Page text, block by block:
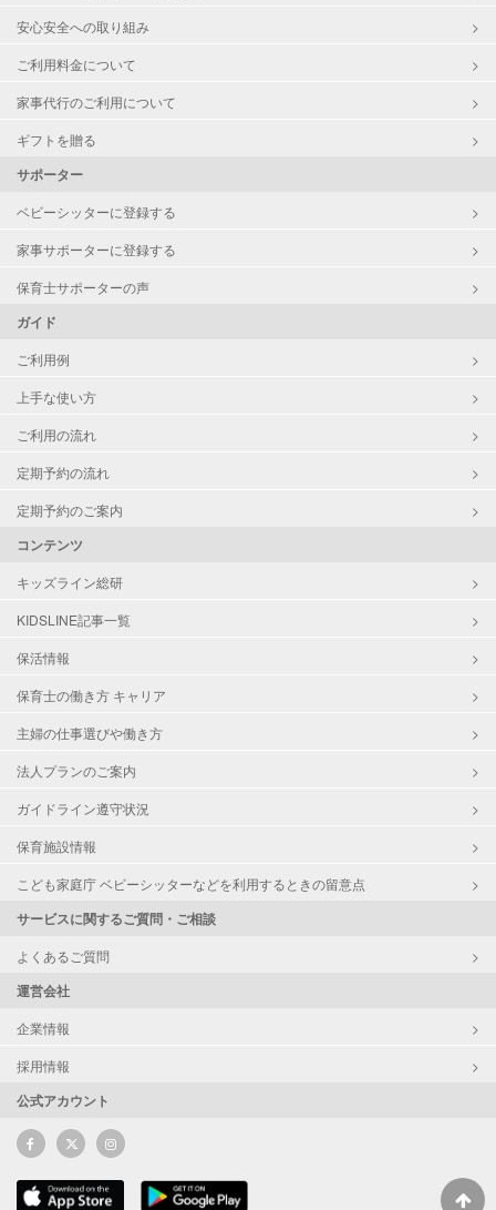
安心安全への取り組み
ご利用料金について
家事代行のご利用について
ギフトを贈る
サポーター
ベビーシッターに登録する
家事サポーターに登録する
保育士サポーターの声
ガイド
ご利用例
上手な使い方
ご利用の流れ
定期予約の流れ
定期予約のご案内
コンテンツ
キッズライン総研
KIDSLINE記事一覧
保活情報
保育士の働き方 キャリア
主婦の仕事選びや働き方
法人プランのご案内
ガイドライン遵守状況
保育施設情報
こども家庭庁 ベビーシッターなどを利用するときの留意点
サービスに関するご質問・ご相談
よくあるご質問
運営会社
企業情報
採用情報
公式アカウント